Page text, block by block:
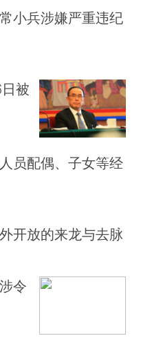
小兵涉嫌严重违纪
被
员配偶、子女等经
开放的来龙与去脉
令